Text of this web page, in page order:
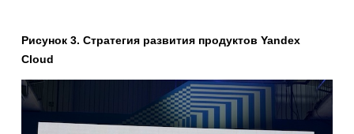
Рисунок 3. Стратегия развития продуктов Yandex
Cloud